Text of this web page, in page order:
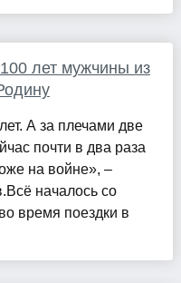
лет мужчины из
А за плечами две
почти в два раза
на войне», –
началось со
время поездки в